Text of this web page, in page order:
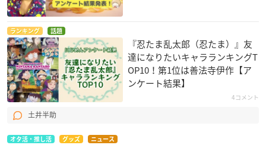
ランキング 話題
『忍たま乱太郎（忍たま）』友
達になりたいキャラランキングT
OP10！第1位は善法寺伊作【ア
ンケート結果】
4コメント
土井半助
オタ活・推し活 グッズ ニュース